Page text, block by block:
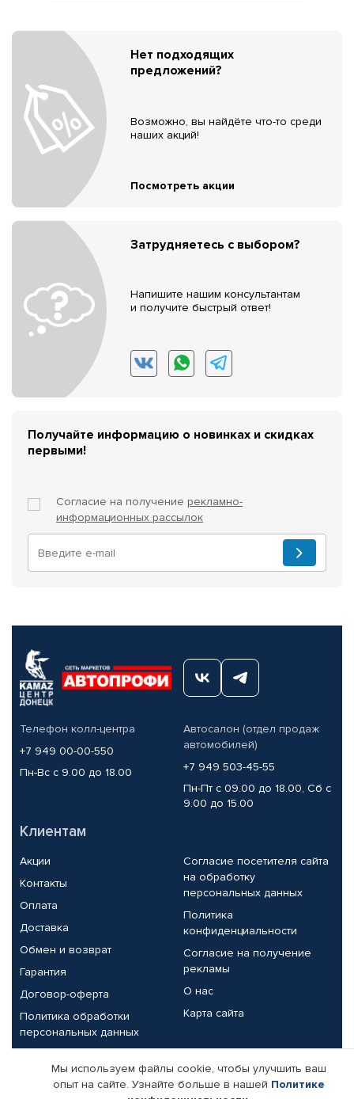
Нет подходящих
предложений?
Возможно, вы найдёте что-то среди
наших акций!
Посмотреть акции
Затрудняетесь с выбором?
Напишите нашим консультантам
и получите быстрый ответ!
Получайте информацию о новинках и скидках
первыми!
Согласие на получение рекламно-
информационных рассылок
Телефон колл-центра
+7 949 00-00-550
Пн-Вс с 9.00 до 18.00
Автосалон (отдел продаж
автомобилей)
+7 949 503-45-55
Пн-Пт с 09.00 до 18.00, Сб с
9.00 до 15.00
Клиентам
Акции
Контакты
Оплата
Доставка
Обмен и возврат
Гарантия
Договор-оферта
Политика обработки
персональных данных
Согласие посетителя сайта
на обработку
персональных данных
Политика
конфиденциальности
Согласие на получение
рекламы
О нас
Карта сайта
Партнерам
Мы используем файлы cookie, чтобы улучшить ваш
опыт на сайте. Узнайте больше в нашей Политике